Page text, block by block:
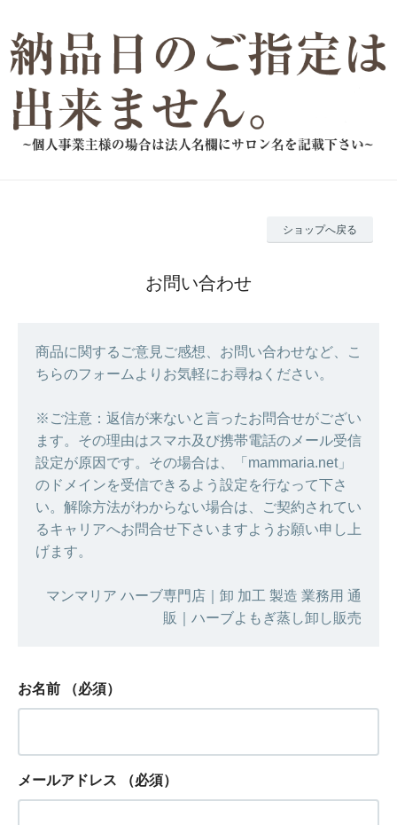
ショップへ戻る
お問い合わせ
商品に関するご意見ご感想、お問い合わせなど、こ
ちらのフォームよりお気軽にお尋ねください。
※ご注意：返信が来ないと言ったお問合せがござい
ます。その理由はスマホ及び携帯電話のメール受信
設定が原因です。その場合は、「mammaria.net」
のドメインを受信できるよう設定を行なって下さ
い。解除方法がわからない場合は、ご契約されてい
るキャリアへお問合せ下さいますようお願い申し上
げます。
マンマリア ハーブ専門店｜卸 加工 製造 業務用 通
販｜ハーブよもぎ蒸し卸し販売
お名前 （必須）
メールアドレス （必須）